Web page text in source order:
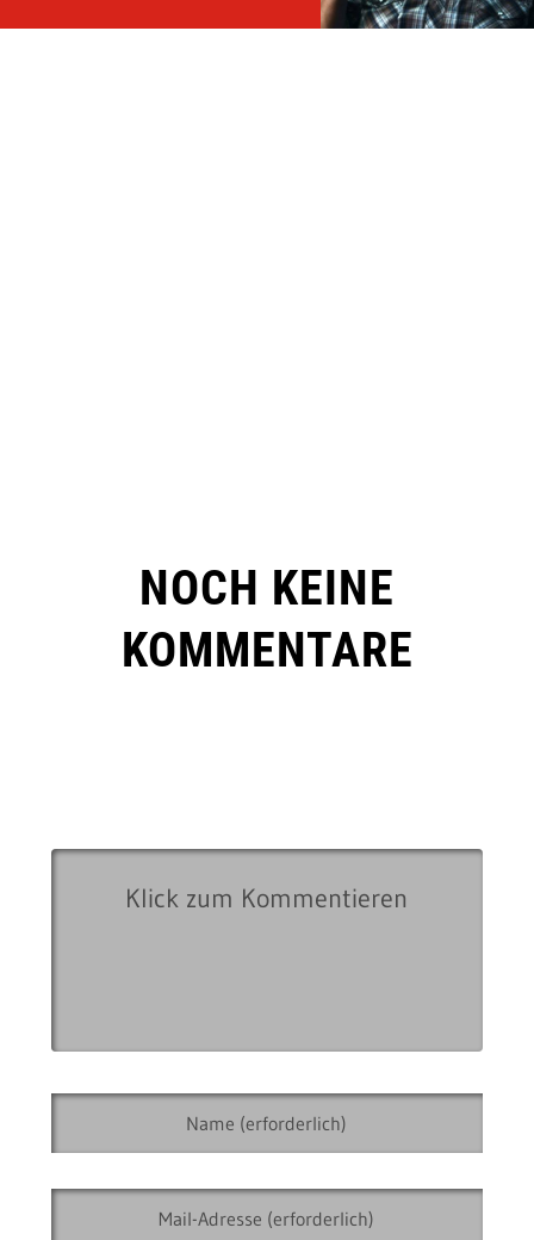
NOCH KEINE
KOMMENTARE